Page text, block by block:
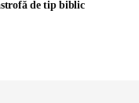
de tip biblic